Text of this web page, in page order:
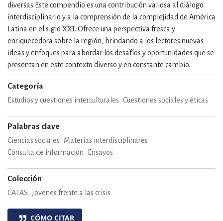
diversas.Este compendio es una contribución valiosa al diálogo
interdisciplinario y a la comprensión de la complejidad de América
Latina en el siglo XXI. Ofrece una perspectiva fresca y
enriquecedora sobre la región, brindando a los lectores nuevas
ideas y enfoques para abordar los desafíos y oportunidades que se
presentan en este contexto diverso y en constante cambio.
Categoría
Estudios y cuestiones interculturales Cuestiones sociales y éticas
Palabras clave
Ciencias sociales
Materias interdisciplinares
Consulta de información
Ensayos
Colección
CALAS Jóvenes frente a las crisis
CÓMO CITAR